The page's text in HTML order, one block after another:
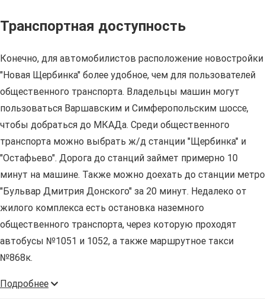
Транспортная доступность
Конечно, для автомобилистов расположение новостройки
"Новая Щербинка" более удобное, чем для пользователей
общественного транспорта. Владельцы машин могут
пользоваться Варшавским и Симферопольским шоссе,
чтобы добраться до МКАДа. Среди общественного
транспорта можно выбрать ж/д станции "Щербинка" и
"Остафьево". Дорога до станций займет примерно 10
минут на машине. Также можно доехать до станции метро
"Бульвар Дмитрия Донского" за 20 минут. Недалеко от
жилого комплекса есть остановка наземного
общественного транспорта, через которую проходят
автобусы №1051 и 1052, а также маршрутное такси
№868к.
Подробнее